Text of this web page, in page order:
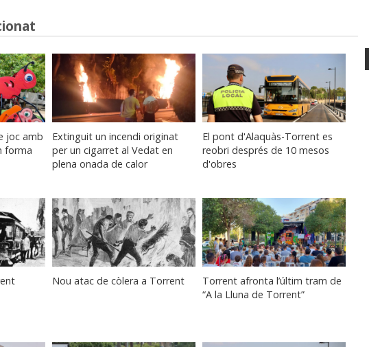
joc amb
forma
Extinguit un incendi originat
per un cigarret al Vedat en
plena onada de calor
El pont d'Alaquàs-Torrent es
reobri després de 10 mesos
d'obres
Nou atac de còlera a Torrent
Torrent afronta l’últim tram de
“A la Lluna de Torrent”